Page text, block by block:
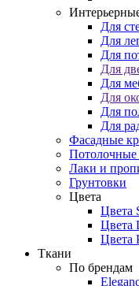
Для
Для
Для
Для
Для
Для
Для
Для
Фасадные
Потолочные
Лаки и
Грунтовки
Цвета
Цвета
Цвета
Цвета
Ткани
По брендам